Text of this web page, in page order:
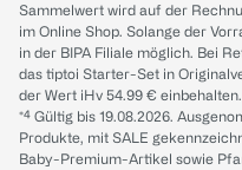
Sammelwert wird auf der
im Online Shop. Solange der
in der BIPA Filiale möglich. Bei
das tiptoi Starter-Set in
der Wert iHv 54.99 € einbehalten.
*⁴ Gültig bis 19.08.2026.
Produkte, mit SALE
Baby-Premium-Artikel sowie